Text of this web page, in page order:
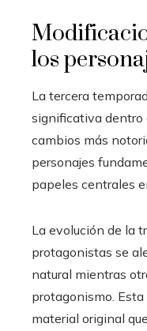
los
La tercera
significativa dentro
cambios más
personajes
papeles centrales
La evolución de la
protagonistas se
natural mientras
protagonismo.
material original